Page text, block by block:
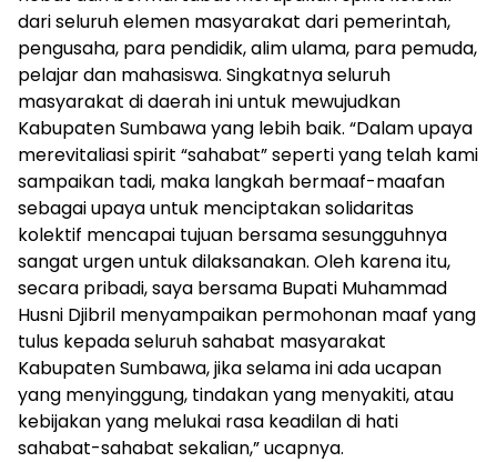
dari seluruh elemen masyarakat dari pemerintah,
pengusaha, para pendidik, alim ulama, para pemuda,
pelajar dan mahasiswa. Singkatnya seluruh
masyarakat di daerah ini untuk mewujudkan
Kabupaten Sumbawa yang lebih baik. “Dalam upaya
merevitaliasi spirit “sahabat” seperti yang telah kami
sampaikan tadi, maka langkah bermaaf-maafan
sebagai upaya untuk menciptakan solidaritas
kolektif mencapai tujuan bersama sesungguhnya
sangat urgen untuk dilaksanakan. Oleh karena itu,
secara pribadi, saya bersama Bupati Muhammad
Husni Djibril menyampaikan permohonan maaf yang
tulus kepada seluruh sahabat masyarakat
Kabupaten Sumbawa, jika selama ini ada ucapan
yang menyinggung, tindakan yang menyakiti, atau
kebijakan yang melukai rasa keadilan di hati
sahabat-sahabat sekalian,” ucapnya.